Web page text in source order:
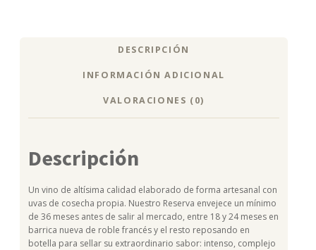
DESCRIPCIÓN
INFORMACIÓN ADICIONAL
VALORACIONES (0)
Descripción
Un vino de altísima calidad elaborado de forma artesanal con
uvas de cosecha propia. Nuestro Reserva envejece un mínimo
de 36 meses antes de salir al mercado, entre 18 y 24 meses en
barrica nueva de roble francés y el resto reposando en
botella para sellar su extraordinario sabor: intenso, complejo